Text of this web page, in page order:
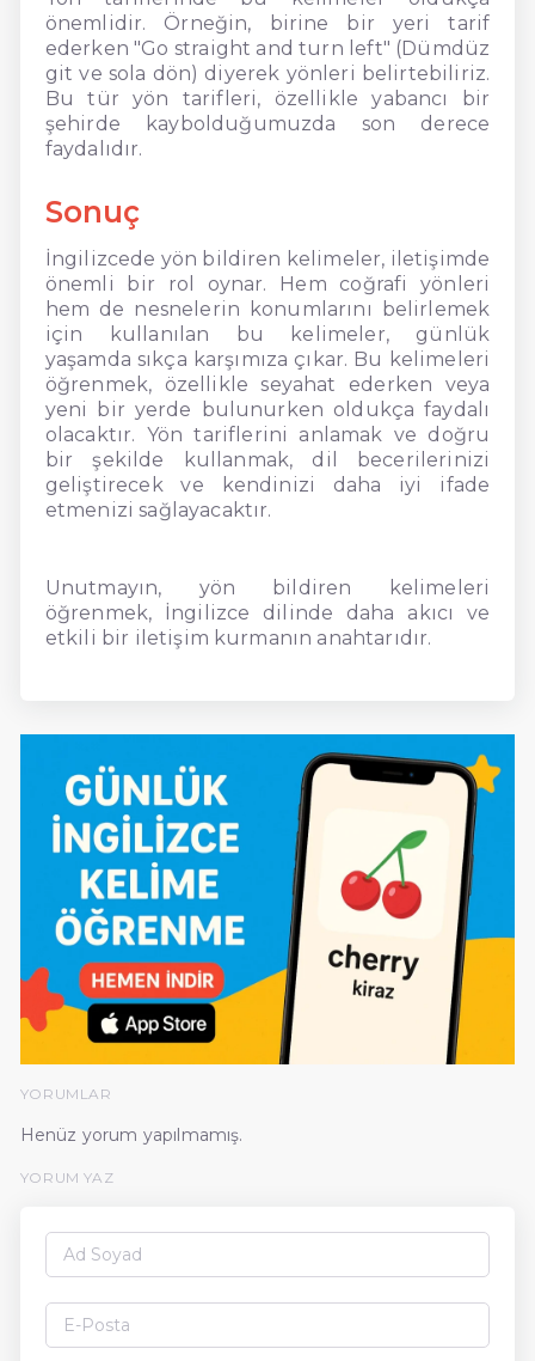
önemlidir. Örneğin, birine bir yeri tarif
ederken "Go straight and turn left" (Dümdüz
git ve sola dön) diyerek yönleri belirtebiliriz.
Bu tür yön tarifleri, özellikle yabancı bir
şehirde kaybolduğumuzda son derece
faydalıdır.
Sonuç
İngilizcede yön bildiren kelimeler, iletişimde
önemli bir rol oynar. Hem coğrafi yönleri
hem de nesnelerin konumlarını belirlemek
için kullanılan bu kelimeler, günlük
yaşamda sıkça karşımıza çıkar. Bu kelimeleri
öğrenmek, özellikle seyahat ederken veya
yeni bir yerde bulunurken oldukça faydalı
olacaktır. Yön tariflerini anlamak ve doğru
bir şekilde kullanmak, dil becerilerinizi
geliştirecek ve kendinizi daha iyi ifade
etmenizi sağlayacaktır.
Unutmayın, yön bildiren kelimeleri
öğrenmek, İngilizce dilinde daha akıcı ve
etkili bir iletişim kurmanın anahtarıdır.
YORUMLAR
Henüz yorum yapılmamış.
YORUM YAZ